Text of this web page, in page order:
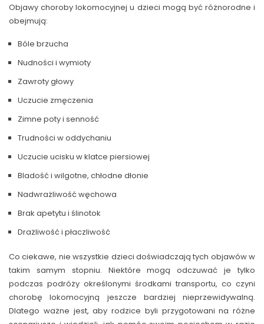
Objawy choroby lokomocyjnej u dzieci mogą być różnorodne i
obejmują:
Bóle brzucha
Nudności i wymioty
Zawroty głowy
Uczucie zmęczenia
Zimne poty i senność
Trudności w oddychaniu
Uczucie ucisku w klatce piersiowej
Bladość i wilgotne, chłodne dłonie
Nadwrażliwość węchowa
Brak apetytu i ślinotok
Drażliwość i płaczliwość
Co ciekawe, nie wszystkie dzieci doświadczają tych objawów w
takim samym stopniu. Niektóre mogą odczuwać je tylko
podczas podróży określonymi środkami transportu, co czyni
chorobę lokomocyjną jeszcze bardziej nieprzewidywalną.
Dlatego ważne jest, aby rodzice byli przygotowani na różne